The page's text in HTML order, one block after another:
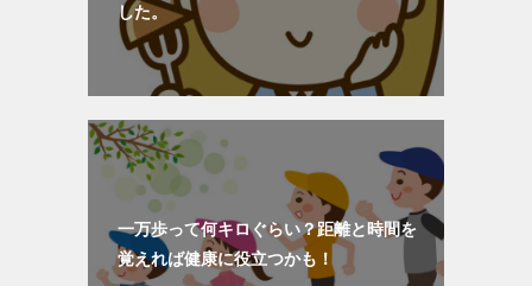
した。
一万歩って何キロぐらい？距離と時間を
覚えれば健康に役立つかも！